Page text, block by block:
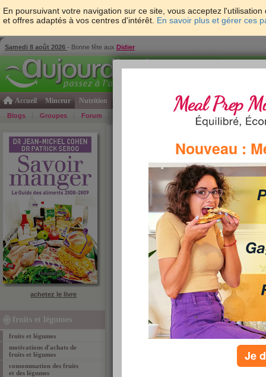
En poursuivant votre navigation sur ce site, vous acceptez
et offres adaptés à vos centres d'intérêt. En savoir plus et gérer ces
Samedi 8 août 2026 - Bonne fête aux Didier
Accueil Minceur Nutrition Psycho & tests Forme & santé
Blogs Groupes Forum Bons Plans
achetez le livre
fruits et légumes
fruits et légumes
motivations d'achats de
fruits et légumes
consommation des fruits
et des légumes
fruits et légumes de A à Z
Aujourdhui.com a regroupé tous les fruits et
Sérog. Vous les trouverez ici classés par ordre
pour consulter les informations nutritionnelles du
tous les fruits et légumes par ordre
D H I J K L M N
Tous les fruits et légumes commençant parL
3 4 5
Nouveau :
Je